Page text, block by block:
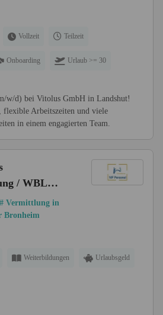
Vollzeit Teilzeit
Onboarding Urlaub >= 30
w/d) bei Vitolus GmbH in Landshut!
flexible Arbeitszeiten und viele
in einem engagierten Team.
/ WBL
€ | Raum
Vermittlung in
Bronheim
Weiterbildungen Urlaubsgeld